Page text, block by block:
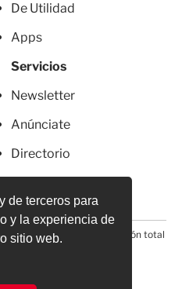
de terceros para
y la experiencia de
sitio web.
De Utilidad
Apps
Servicios
Newsletter
Anúnciate
Directorio
Prohibida la reproducción total
medio electrónico*